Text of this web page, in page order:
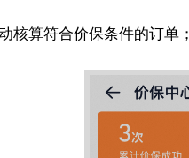
核算符合价保条件的订单；